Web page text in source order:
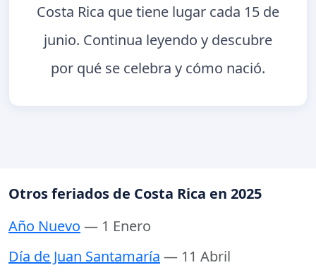
Costa Rica que tiene lugar cada 15 de
junio. Continua leyendo y descubre
por qué se celebra y cómo nació.
Otros feriados de Costa Rica en 2025
Año Nuevo — 1 Enero
Día de Juan Santamaría — 11 Abril